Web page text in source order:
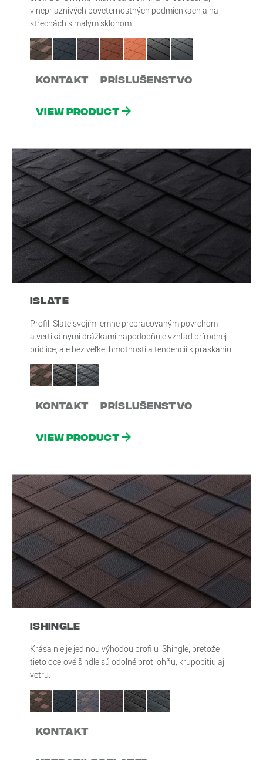
v nepriaznivých poveternostných podmienkach a na
strechách s malým sklonom.
Kontakt Príslušenstvo
View product
iSlate
Profil iSlate svojím jemne prepracovaným povrchom
a vertikálnymi drážkami napodobňuje vzhľad prírodnej
bridlice, ale bez veľkej hmotnosti a tendencii k praskaniu.
Kontakt Príslušenstvo
View product
iShingle
Krása nie je jedinou výhodou profilu iShingle, pretože
tieto oceľové šindle sú odolné proti ohňu, krupobitiu aj
vetru.
Kontakt